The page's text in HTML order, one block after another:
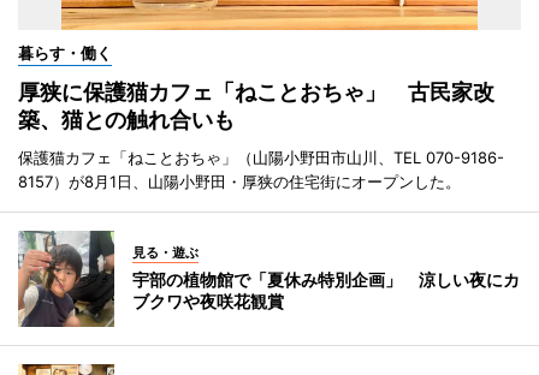
暮らす・働く
厚狭に保護猫カフェ「ねことおちゃ」 古民家改
築、猫との触れ合いも
保護猫カフェ「ねことおちゃ」（山陽小野田市山川、TEL 070-9186-
8157）が8月1日、山陽小野田・厚狭の住宅街にオープンした。
見る・遊ぶ
宇部の植物館で「夏休み特別企画」 涼しい夜にカ
ブクワや夜咲花観賞